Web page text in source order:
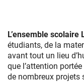
L’ensemble scolaire
étudiants, de la
avant tout un lieu
que l’attention portée
de nombreux projets